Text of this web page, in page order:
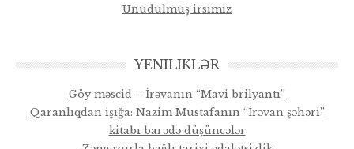
Unudulmuş irsimiz
YENILIKLƏR
Göy məscid – İrəvanın “Mavi brilyantı”
Qaranlıqdan işığa: Nazim Mustafanın “İrəvan şəhəri”
kitabı barədə düşüncələr